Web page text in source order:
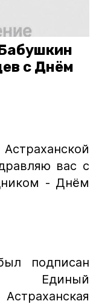
с Днём
вас с
- Днём
подписан
Единый